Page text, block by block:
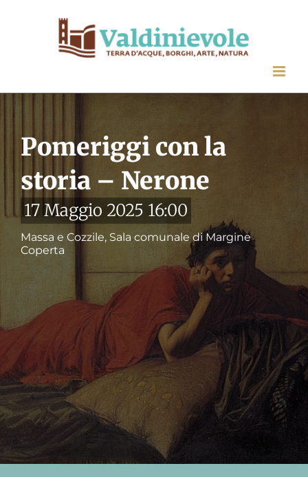
Pomeriggi con la
storia – Nerone
17 Maggio 2025 16:00
Massa e Cozzile, Sala comunale di Margine
Coperta